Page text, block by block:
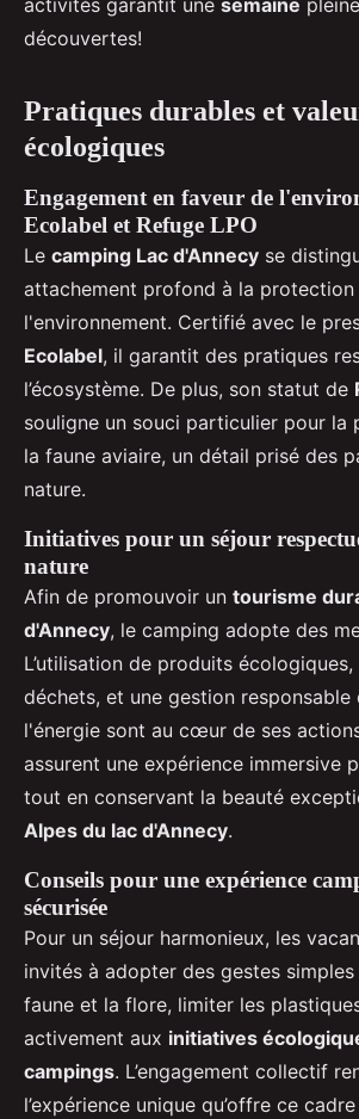
activités garantit une semaine
découvertes!
Pratiques durables et
écologiques
Engagement en faveur de
Ecolabel et Refuge LPO
Le camping Lac d'Annecy se
attachement profond à la protection
l'environnement. Certifié avec le
Ecolabel, il garantit des pratiques
l’écosystème. De plus, son statut de
souligne un souci particulier pour la
la faune aviaire, un détail prisé des
nature.
Initiatives pour un séjour
nature
Afin de promouvoir un tourisme
d'Annecy, le camping adopte des
L’utilisation de produits
déchets, et une gestion responsable
l'énergie sont au cœur de ses
assurent une expérience immersive
tout en conservant la beauté
Alpes du lac d'Annecy.
Conseils pour une expérience
sécurisée
Pour un séjour harmonieux, les
invités à adopter des gestes
faune et la flore, limiter les
activement aux initiatives
campings. L’engagement collectif
l’expérience unique qu’offre ce